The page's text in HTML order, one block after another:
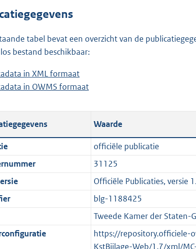
s
a
n
s
g
o
t
t
e
:
1
6
K
tabel bevat een overzicht van de
bestand beschikbaar:
in XML formaat
e
t
n
r
in OWMS formaat
s
a
g
Waarde
officiële publicatie
31125
Officiële Publicaties, versie
blg-1188425
Tweede Kamer der Staten-
https://repository.officiele-
KstBijlage-Web/1.7/xml/